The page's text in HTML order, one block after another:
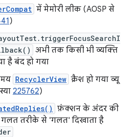
में मेमोरी लीक (AOSP से
)
अभी तक किसी भी व्यक्ति
है बंद हो गया
RecyclerView क्रैश हो गया व्यू
225762)
फ़ंक्शन के अंदर की
गलत तरीके से 'गलत' दिखाता है